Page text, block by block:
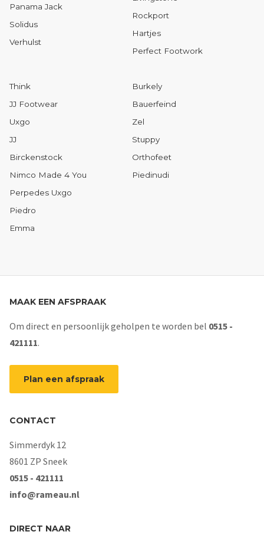
Panama Jack
Solidus
Verhulst
Rockport
Hartjes
Perfect Footwork
Think
JJ Footwear
Uxgo
JJ
Birckenstock
Nimco Made 4 You
Perpedes Uxgo
Piedro
Emma
Burkely
Bauerfeind
Zel
Stuppy
Orthofeet
Piedinudi
MAAK EEN AFSPRAAK
Om direct en persoonlijk geholpen te worden bel 0515 -
421111.
Plan een afspraak
CONTACT
Simmerdyk 12
8601 ZP Sneek
0515 - 421111
info@rameau.nl
DIRECT NAAR